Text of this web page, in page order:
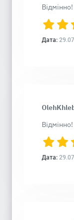
Дата:
Відмінно!
Дата: